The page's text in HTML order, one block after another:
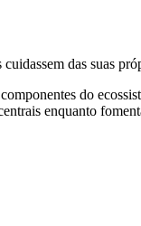
das suas
do
enquanto